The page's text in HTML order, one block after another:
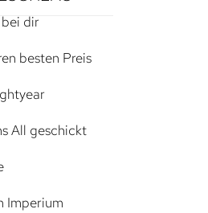
dir
besten Preis
All geschickt
Imperium